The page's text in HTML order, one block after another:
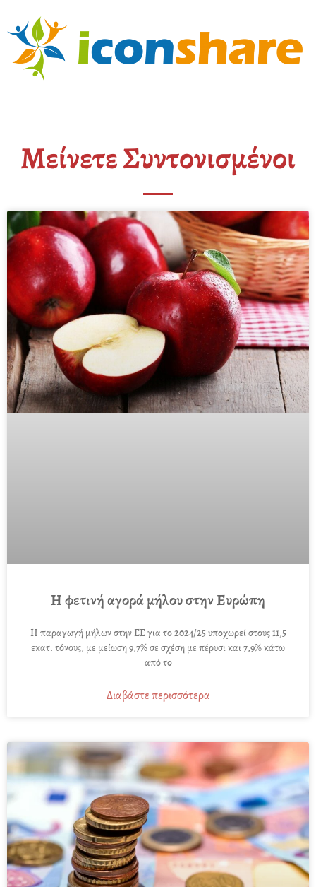
Μείνετε Συντονισμένοι
Η φετινή αγορά μήλου στην Ευρώπη
Η παραγωγή μήλων στην ΕΕ για το 2024/25 υποχωρεί στους 11,5
εκατ. τόνους, με μείωση 9,7% σε σχέση με πέρυσι και 7,9% κάτω
από το
Διαβάστε περισσότερα